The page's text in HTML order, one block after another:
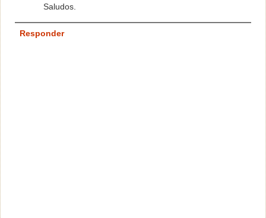
Saludos.
Responder